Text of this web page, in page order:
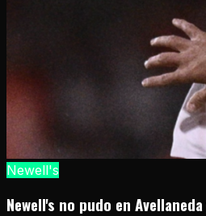
Newell's
Newell's no pudo en